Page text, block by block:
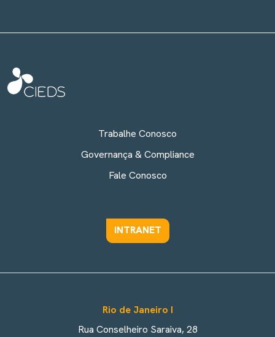
Trabalhe Conosco
Governança & Compliance
Fale Conosco
INTRANET
Rio de Janeiro I
Rua Conselheiro Saraiva, 28